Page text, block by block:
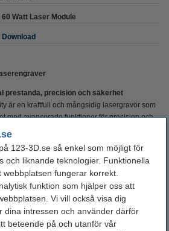
123-3D.se så enkel som möjligt för
och liknande teknologier. Funktionella
fungerar korrekt.
funktion som hjälper oss att
Vi vill också visa dig
dina intressen och använder därför
beteende på och utanför vår
60 Watt Laser Module
Download
prestanda, precision och säkerhet
är en kraftfull och mångsidig lasergravör som
med avancerade funktioner för precision och
för professionella användare och
med trä, akryl, läder och även metall.
bruk
Falcon2 Pro en verklig uteffekt på 60 W.
till 22 mm lindträ, 30 mm svart akryl eller
pass. Den höga graveringshastigheten på
idealisk för serieproduktion, småföretag och
effektivitet.